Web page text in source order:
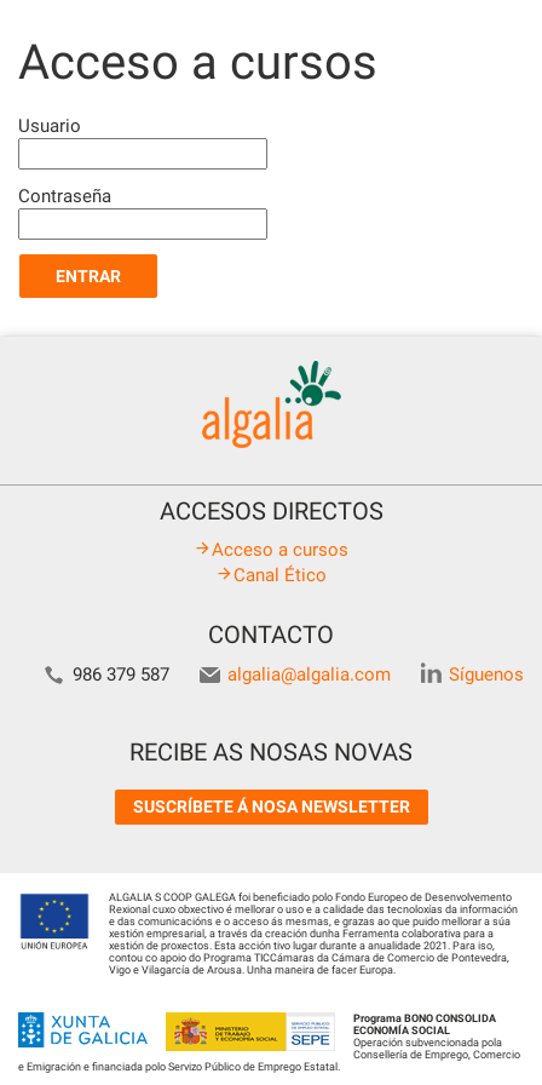
content
Acceso a cursos
Usuario
Contraseña
ACCESOS DIRECTOS
Acceso a cursos
Canal Ético
CONTACTO
986 379 587 algalia@algalia.com Síguenos
RECIBE AS NOSAS NOVAS
SUSCRÍBETE Á NOSA NEWSLETTER
ALGALIA S COOP GALEGA foi beneficiado polo Fondo Europeo de Desenvolvemento
Rexional cuxo obxectivo é mellorar o uso e a calidade das tecnoloxías da información
e das comunicacións e o acceso ás mesmas, e grazas ao que puido mellorar a súa
xestión empresarial, a través da creación dunha Ferramenta colaborativa para a
xestión de proxectos. Esta acción tivo lugar durante a anualidade 2021. Para iso,
contou co apoio do Programa TICCámaras da Cámara de Comercio de Pontevedra,
Vigo e Vilagarcía de Arousa. Unha maneira de facer Europa.
Programa BONO CONSOLIDA
ECONOMÍA SOCIAL
Operación subvencionada pola
Consellería de Emprego, Comercio
e Emigración e financiada polo Servizo Público de Emprego Estatal.